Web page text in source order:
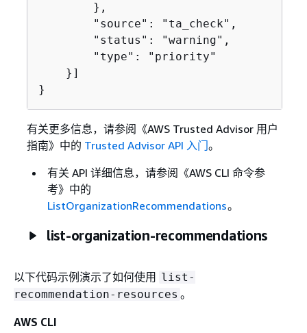
        },
        "source": "ta_check",
        "status": "warning",
        "type": "priority"
    }]
}
有关更多信息，请参阅《AWS Trusted Advisor 用户
指南》 中的 Trusted Advisor API 入门。
有关 API 详细信息，请参阅《AWS CLI 命令参
考》 中的
ListOrganizationRecommendations。
list-organization-recommendations
以下代码示例演示了如何使用 list-
recommendation-resources 。
AWS CLI